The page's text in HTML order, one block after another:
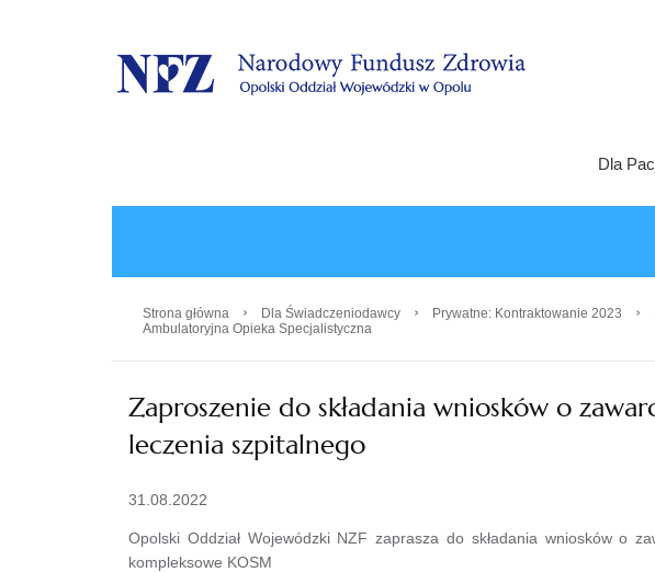
.
Dla
Strona główna › Dla Świadczeniodawcy › Prywatne: Kontraktowanie 2023 ›
Ambulatoryjna Opieka Specjalistyczna
Zaproszenie do składania wniosków o
leczenia szpitalnego
31.08.2022
Opolski Oddział Wojewódzki NZF zaprasza do składania wniosków o
kompleksowe KOSM